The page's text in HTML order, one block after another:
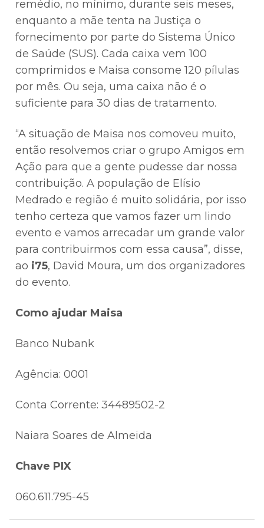
remédio, no mínimo, durante seis meses,
enquanto a mãe tenta na Justiça o
fornecimento por parte do Sistema Único
de Saúde (SUS). Cada caixa vem 100
comprimidos e Maisa consome 120 pílulas
por mês. Ou seja, uma caixa não é o
suficiente para 30 dias de tratamento.
“A situação de Maisa nos comoveu muito,
então resolvemos criar o grupo Amigos em
Ação para que a gente pudesse dar nossa
contribuição. A população de Elísio
Medrado e região é muito solidária, por isso
tenho certeza que vamos fazer um lindo
evento e vamos arrecadar um grande valor
para contribuirmos com essa causa”, disse,
ao i75, David Moura, um dos organizadores
do evento.
Como ajudar Maisa
Banco Nubank
Agência: 0001
Conta Corrente: 34489502-2
Naiara Soares de Almeida
Chave PIX
060.611.795-45